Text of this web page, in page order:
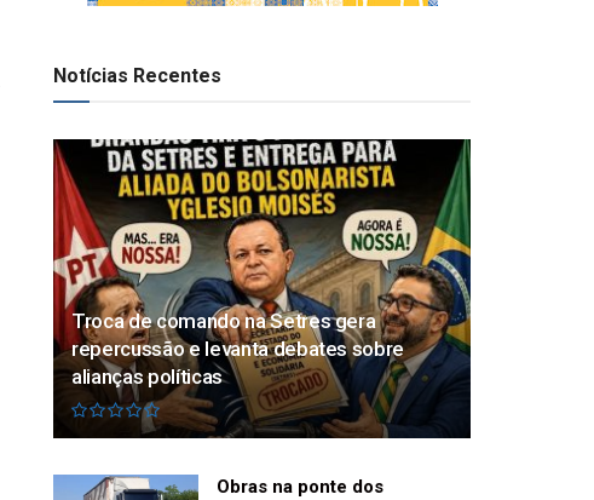
Notícias Recentes
Troca de comando na Setres gera
repercussão e levanta debates sobre
alianças políticas
Obras na ponte dos